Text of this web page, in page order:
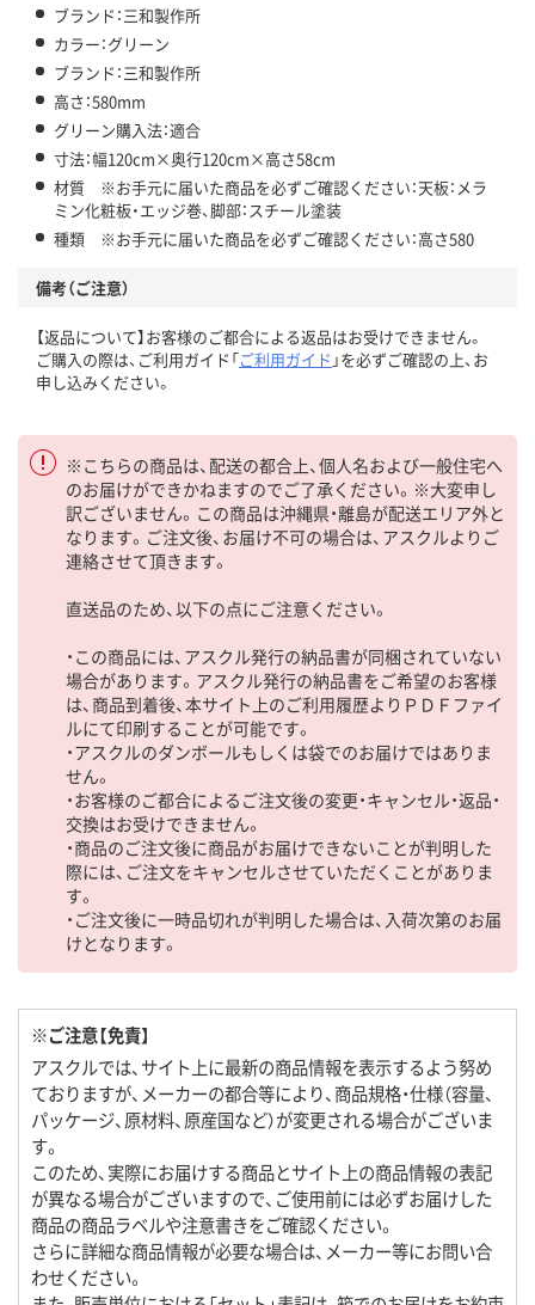
ブランド：三和製作所
カラー：グリーン
ブランド：三和製作所
高さ：580mm
グリーン購入法：適合
寸法：幅120cm×奥行120cm×高さ58cm
材質 ※お手元に届いた商品を必ずご確認ください：天板：メラ
ミン化粧板・エッジ巻、脚部：スチール塗装
種類 ※お手元に届いた商品を必ずご確認ください：高さ580
備考（ご注意）
【返品について】お客様のご都合による返品はお受けできません。
ご購入の際は、ご利用ガイド「ご利用ガイド 」を必ずご確認の上、お
申し込みください。
※こちらの商品は、配送の都合上、個人名および一般住宅へ
のお届けができかねますのでご了承ください。※大変申し
訳ございません。この商品は沖縄県・離島が配送エリア外と
なります。ご注文後、お届け不可の場合は、アスクルよりご
連絡させて頂きます。
直送品のため、以下の点にご注意ください。
・この商品には、アスクル発行の納品書が同梱されていない
場合があります。アスクル発行の納品書をご希望のお客様
は、商品到着後、本サイト上のご利用履歴よりＰＤＦファイ
ルにて印刷することが可能です。
・アスクルのダンボールもしくは袋でのお届けではありま
せん。
・お客様のご都合によるご注文後の変更・キャンセル・返品・
交換はお受けできません。
・商品のご注文後に商品がお届けできないことが判明した
際には、ご注文をキャンセルさせていただくことがありま
す。
・ご注文後に一時品切れが判明した場合は、入荷次第のお届
けとなります。
※ご注意【免責】
アスクルでは、サイト上に最新の商品情報を表示するよう努め
ておりますが、メーカーの都合等により、商品規格・仕様（容量、
パッケージ、原材料、原産国など）が変更される場合がございま
す。
このため、実際にお届けする商品とサイト上の商品情報の表記
が異なる場合がございますので、ご使用前には必ずお届けした
商品の商品ラベルや注意書きをご確認ください。
さらに詳細な商品情報が必要な場合は、メーカー等にお問い合
わせください。